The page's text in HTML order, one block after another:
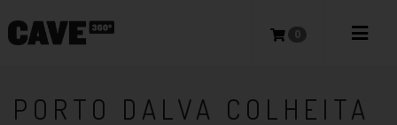
0
PORTO DALVA COLHEITA